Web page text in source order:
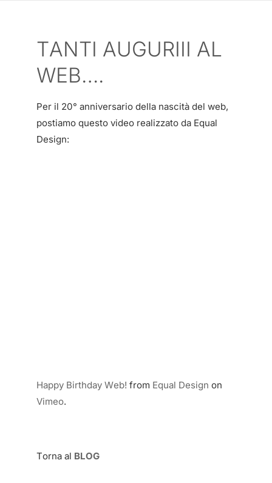
TANTI AUGURIII AL
WEB….
Per il 20° anniversario della nascità del web,
postiamo questo video realizzato da Equal
Design:
Happy Birthday Web! from Equal Design on
Vimeo.
Torna al BLOG